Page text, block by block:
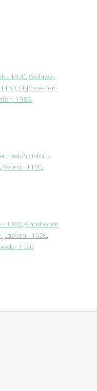
- 1030 ,Woluwe-
St-Josse-Ten-
1930
Boitsfort -
, Forest - 1190,
- 1082, Ganshoren
, Laeken - 1020,
- 1120